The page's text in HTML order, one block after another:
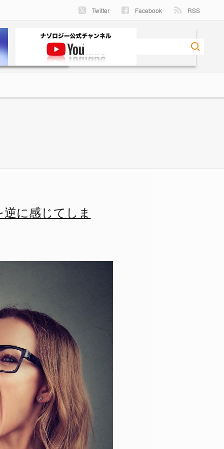
Twitter Facebook RSS
に感じてしま